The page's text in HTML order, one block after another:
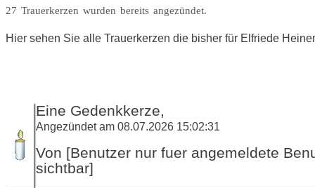
27 Trauerkerzen wurden bereits angezündet.
Hier sehen Sie alle Trauerkerzen die bisher für Elfriede
Eine Gedenkkerze,
Angezündet am 08.07.2026 15:02:31
Von [Benutzer nur fuer angemeldete
sichtbar]